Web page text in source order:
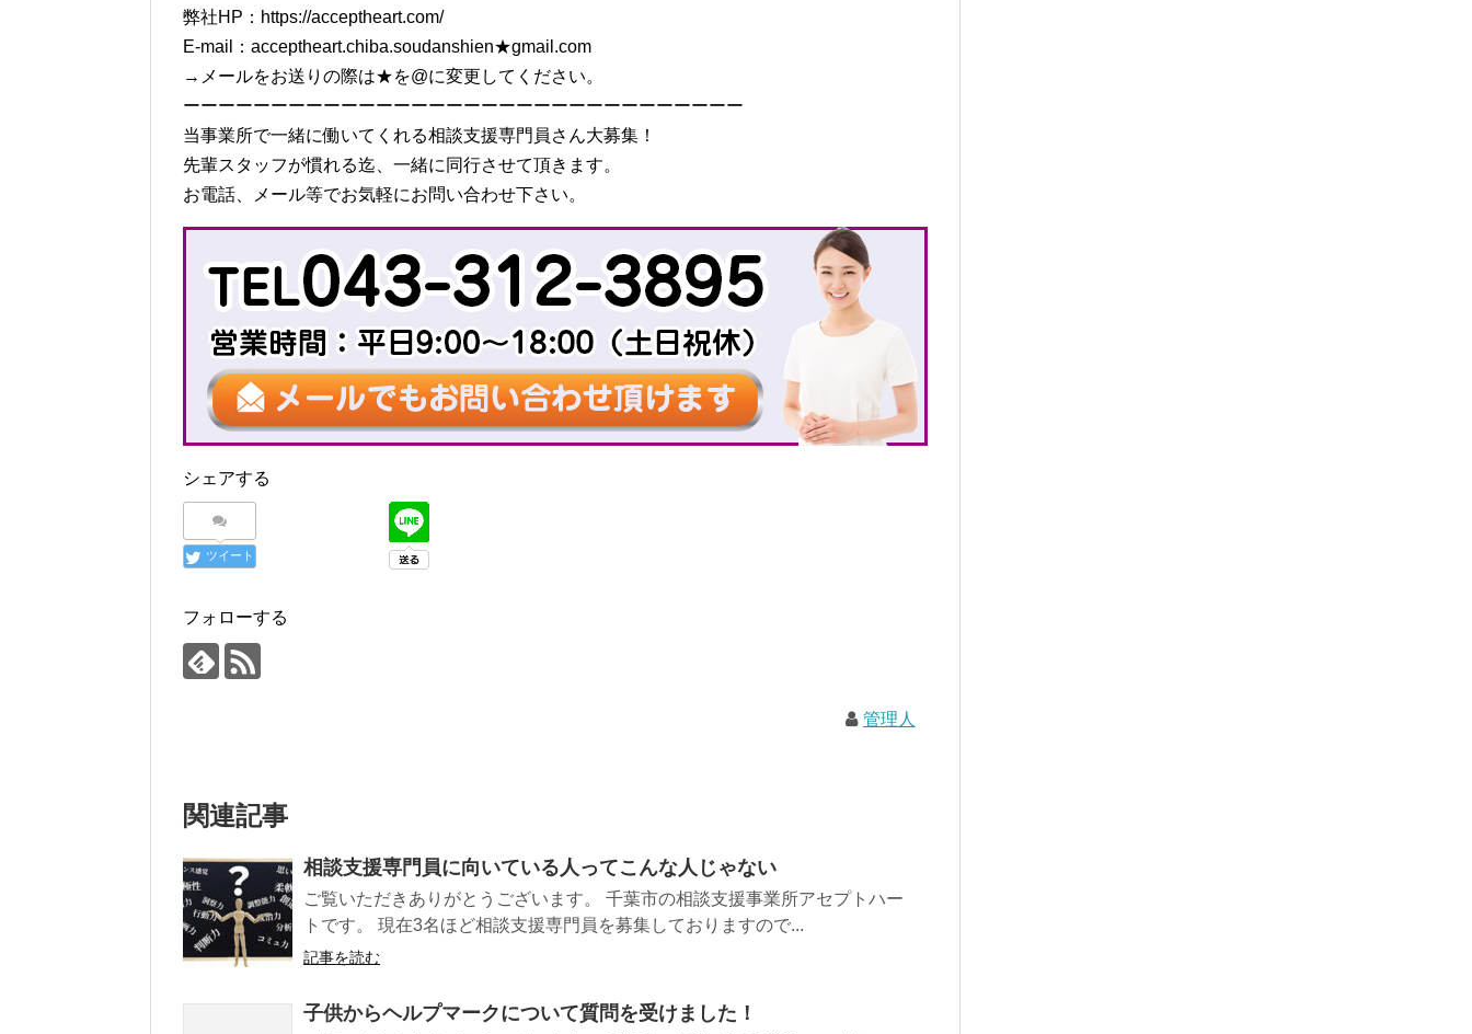
弊社HP：https://acceptheart.com/
E-mail：acceptheart.chiba.soudanshien★gmail.com
→メールをお送りの際は★を@に変更してください。
ーーーーーーーーーーーーーーーーーーーーーーーーーーーーーーーー
当事業所で一緒に働いてくれる相談支援専門員さん大募集！
先輩スタッフが慣れる迄、一緒に同行させて頂きます。
お電話、メール等でお気軽にお問い合わせ下さい。
シェアする
ツイート
フォローする
管理人
関連記事
相談支援専門員に向いている人ってこんな人じゃない
ご覧いただきありがとうございます。 千葉市の相談支援事業所アセプトハー
トです。 現在3名ほど相談支援専門員を募集しておりますので...
記事を読む
子供からヘルプマークについて質問を受けました！